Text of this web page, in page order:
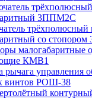
3ППМ2С
трёхполюсный
со
малогабаритные
КМВ1
рычага управления
винтов РОШ-38